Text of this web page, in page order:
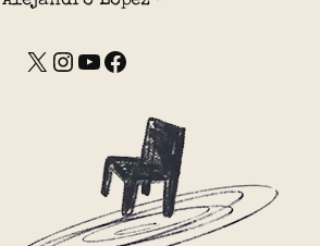
X Instagram YouTube Facebook